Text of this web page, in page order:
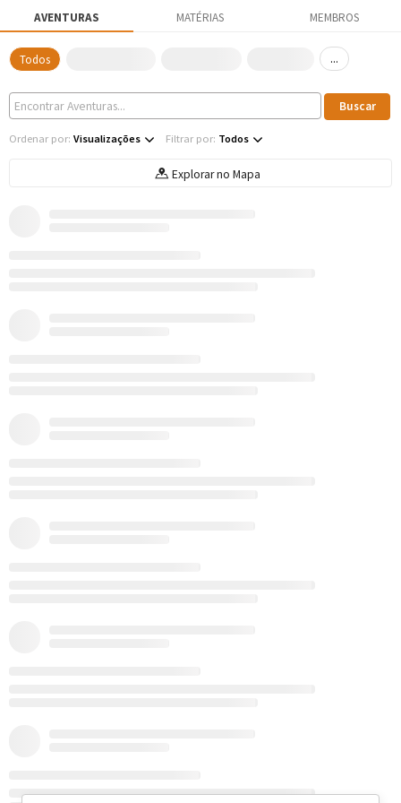
AVENTURAS MATÉRIAS MEMBROS
Todos ...
Ordenar por: Visualizações Filtrar por: Todos
Explorar no Mapa